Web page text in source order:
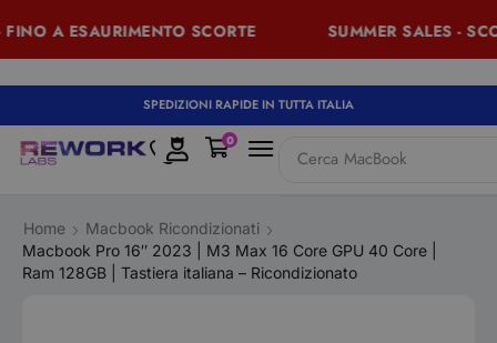
A ESAURIMENTO SCORTE SUMMER SALES -
SPEDIZIONI RAPIDE IN TUTTA ITALIA
Cerca MacBook
0
Home
Macbook Ricondizionati
Macbook Pro 16″ 2023 | M3 Max 16 Core GPU 40 Core |
Ram 128GB | Tastiera italiana – Ricondizionato